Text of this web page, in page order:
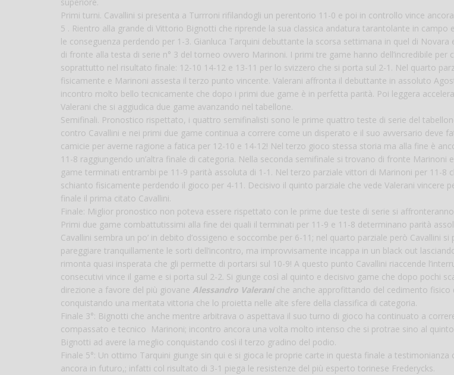
Primi turni. Cavallini si presenta a Turrroni rifilandogli un perentorio 11-0 e poi in controllo vince
5 . Rientro alla grande di Vittorio Bignotti che riprende la sua classica andatura tarantolante in campo
le conseguenza perdendo per 1-3. Gianluca Tarquini debuttante la scorsa settimana in quel di
di fronte alla testa di serie n° 3 del torneo ovvero Marinoni. I primi tre game hanno dell’incredibile per
soprattutto nel risultato finale: 12-10 14-12 e 13-11 per lo svizzero che si porta sul 2-1. Nel quarto
fisicamente e Marinoni assesta il terzo punto vincente. Valerani affronta il debuttante in assoluto
incontro molto bello tecnicamente che dopo i primi due game è in perfetta parità. Poi leggera
Valerani che si aggiudica due game avanzando nel tabellone.
Semifinali. Pronostico rispettato, i quattro semifinalisti sono le prime quattro teste di serie del
contro Cavallini e nei primi due game continua a correre come un disperato e il suo avversario deve
camicie per averne ragione a fatica per 12-10 e 14-12! Nel terzo gioco stessa storia ma alla fine è
11-8 raggiungendo un’altra finale di categoria. Nella seconda semifinale si trovano di fronte Marinoni
game terminati entrambi pe 11-9 parità assoluta di 1-1. Nel terzo parziale vittori di Marinoni per 11-8
schianto fisicamente perdendo il gioco per 4-11. Decisivo il quinto parziale che vede Valerani vincere
finale il prima citato Cavallini.
Finale: Miglior pronostico non poteva essere rispettato con le prime due teste di serie si
Primi due game combattutissimi alla fine dei quali il terminati per 11-9 e 11-8 determinano parità
Cavallini sembra un po’ in debito d’ossigeno e soccombe per 6-11; nel quarto parziale però Cavallini
pareggiare tranquillamente le sorti dell’incontro, ma improvvisamente incappa in un black out
rimonta quasi insperata che gli permette di portarsi sul 10-9! A questo punto Cavallini riaccende
consecutivi vince il game e si porta sul 2-2. Si giunge così al quinto e decisivo game che dopo pochi
direzione a favore del più giovane Alessandro Valeraniche anche approfittando del cedimento fisico
conquistando una meritata vittoria che lo proietta nelle alte sfere della classifica di categoria.
Finale 3°: Bignotti che anche mentre arbitrava o aspettava il suo turno di gioco ha continuato a
compassato e tecnico Marinoni; incontro ancora una volta molto intenso che si protrae sino al
Bignotti ad avere la meglio conquistando così il terzo gradino del podio.
Finale 5°: Un ottimo Tarquini giunge sin qui e si gioca le proprie carte in questa finale a testimonianza
ancora in futuro,; infatti col risultato di 3-1 piega le resistenze del più esperto torinese Frederycks.